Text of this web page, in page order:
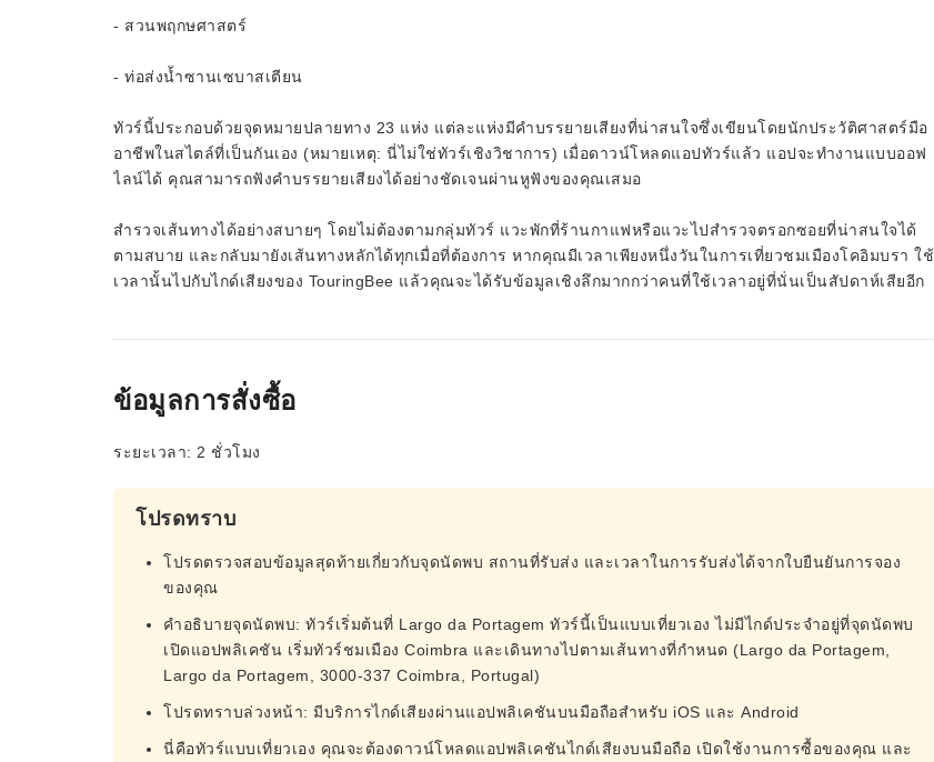
- สวนพฤกษศาสตร์
- ท่อส่งน้ำซานเซบาสเตียน
ทัวร์นี้ประกอบด้วยจุดหมายปลายทาง 23 แห่ง แต่ละแห่งมีคำบรรยายเสียงที่น่าสนใจซึ่งเขียนโดยนักประวัติศาสตร์มือ
อาชีพในสไตล์ที่เป็นกันเอง (หมายเหตุ: นี่ไม่ใช่ทัวร์เชิงวิชาการ) เมื่อดาวน์โหลดแอปทัวร์แล้ว แอปจะทำงานแบบออฟ
ไลน์ได้ คุณสามารถฟังคำบรรยายเสียงได้อย่างชัดเจนผ่านหูฟังของคุณเสมอ
สำรวจเส้นทางได้อย่างสบายๆ โดยไม่ต้องตามกลุ่มทัวร์ แวะพักที่ร้านกาแฟหรือแวะไปสำรวจตรอกซอยที่น่าสนใจได้
ตามสบาย และกลับมายังเส้นทางหลักได้ทุกเมื่อที่ต้องการ หากคุณมีเวลาเพียงหนึ่งวันในการเที่ยวชมเมืองโคอิมบรา ใช้
เวลานั้นไปกับไกด์เสียงของ TouringBee แล้วคุณจะได้รับข้อมูลเชิงลึกมากกว่าคนที่ใช้เวลาอยู่ที่นั่นเป็นสัปดาห์เสียอีก
ข้อมูลการสั่งซื้อ
ระยะเวลา: 2 ชั่วโมง
โปรดทราบ
โปรดตรวจสอบข้อมูลสุดท้ายเกี่ยวกับจุดนัดพบ สถานที่รับส่ง และเวลาในการรับส่งได้จากใบยืนยันการจอง
ของคุณ
คำอธิบายจุดนัดพบ: ทัวร์เริ่มต้นที่ Largo da Portagem ทัวร์นี้เป็นแบบเที่ยวเอง ไม่มีไกด์ประจำอยู่ที่จุดนัดพบ
เปิดแอปพลิเคชัน เริ่มทัวร์ชมเมือง Coimbra และเดินทางไปตามเส้นทางที่กำหนด (Largo da Portagem,
Largo da Portagem, 3000-337 Coimbra, Portugal)
โปรดทราบล่วงหน้า: มีบริการไกด์เสียงผ่านแอปพลิเคชันบนมือถือสำหรับ iOS และ Android
นี่คือทัวร์แบบเที่ยวเอง คุณจะต้องดาวน์โหลดแอปพลิเคชันไกด์เสียงบนมือถือ เปิดใช้งานการซื้อของคุณ และ